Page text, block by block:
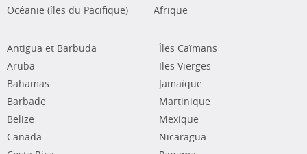
Océanie (îles du Pacifique)
Afrique
Antigua et Barbuda
Aruba
Bahamas
Barbade
Belize
Canada
Îles Caïmans
Iles Vierges
Jamaïque
Martinique
Mexique
Nicaragua